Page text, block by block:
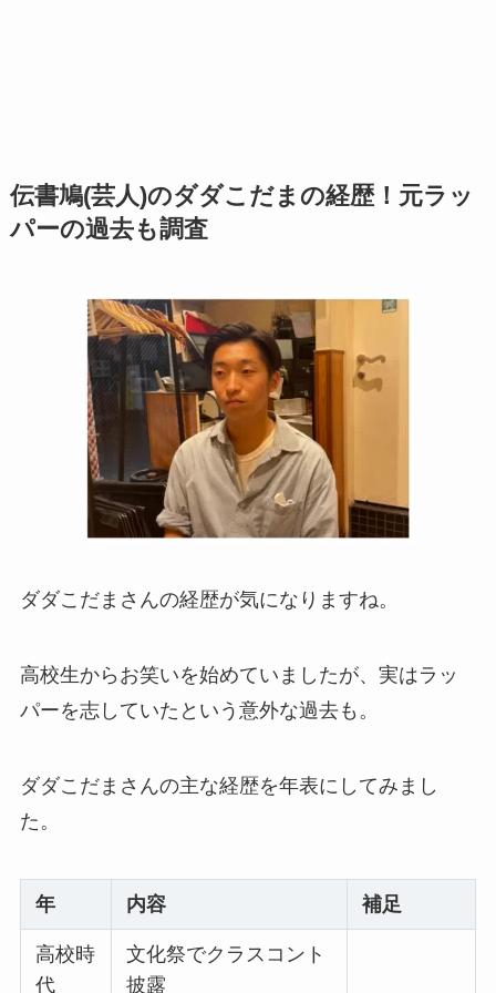
伝書鳩(芸人)のダダこだまの経歴！元ラッ
パーの過去も調査
ダダこだまさんの経歴が気になりますね。
高校生からお笑いを始めていましたが、実はラッ
パーを志していたという意外な過去も。
ダダこだまさんの主な経歴を年表にしてみまし
た。
年 内容 補足
高校時
代
文化祭でクラスコント
披露